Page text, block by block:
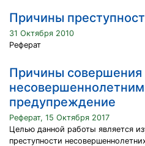
Причины
31 Октября 2010
Реферат
Причины совершения
предупреждение
Реферат, 15 Октября 2017
Целью данной работы является
преступности